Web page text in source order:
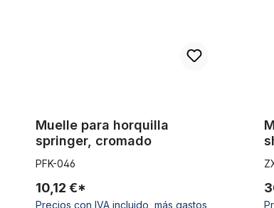
Muelle para horquilla
springer, cromado
PFK-046
10,12 €*
Precios con IVA incluido, más gastos